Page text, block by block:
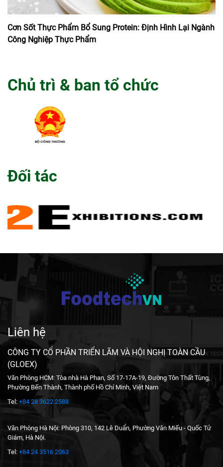
Cơn Sốt Thực Phẩm Bổ Sung Protein: Định Hình Lại Ngành
Công Nghiệp Thực Phẩm
Chủ trì & ban tổ chức
Đối tác
Liên hệ
CÔNG TY CỔ PHẦN TRIỂN LÃM VÀ HỘI NGHỊ TOÀN CẦU
(GLOEX)
Văn Phòng HCM: Tòa nhà Hà Phan, Số 17-17A-19, Đường Tôn Thất Tùng,
Phường Bến Thành, Thành phố Hồ Chí Minh, Việt Nam
Tel: +84 28 3622 2588
Văn Phòng Hà Nội: Phòng 310, 142 Lê Duẩn, Phường Văn Miếu - Quốc Tử
Giám, Hà Nội.
Tel: +84 24 3516 2063